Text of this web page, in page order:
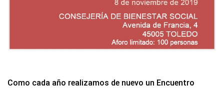
Como cada año realizamos de nuevo un Encuentro